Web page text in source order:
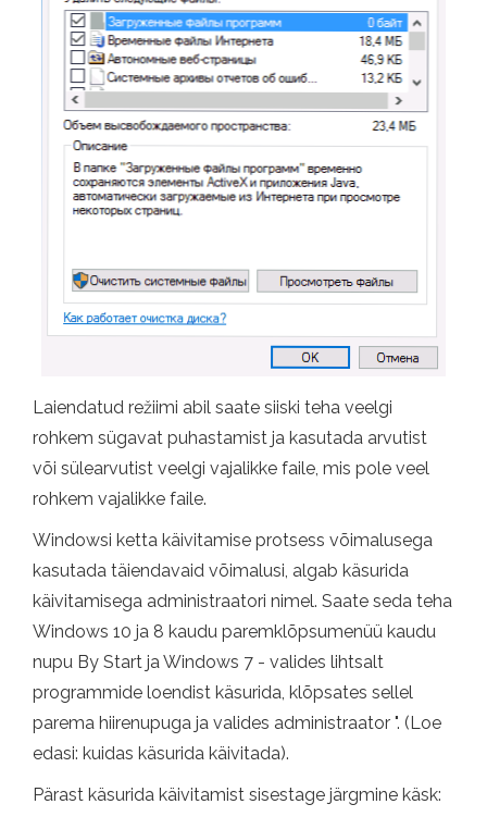
Laiendatud režiimi abil saate siiski teha veelgi
rohkem sügavat puhastamist ja kasutada arvutist
või sülearvutist veelgi vajalikke faile, mis pole veel
rohkem vajalikke faile.
Windowsi ketta käivitamise protsess võimalusega
kasutada täiendavaid võimalusi, algab käsurida
käivitamisega administraatori nimel. Saate seda teha
Windows 10 ja 8 kaudu paremklõpsumenüü kaudu
nupu By Start ja Windows 7 - valides lihtsalt
programmide loendist käsurida, klõpsates sellel
parema hiirenupuga ja valides administraator ". (Loe
edasi: kuidas käsurida käivitada).
Pärast käsurida käivitamist sisestage järgmine käsk: